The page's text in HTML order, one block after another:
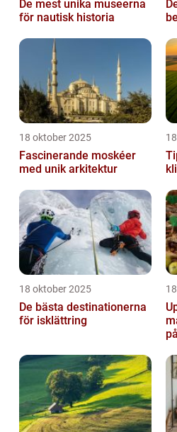
De mest unika museerna
för nautisk historia
18 oktober 2025
Fascinerande moskéer
med unik arkitektur
18 oktober 2025
De bästa destinationerna
för isklättring